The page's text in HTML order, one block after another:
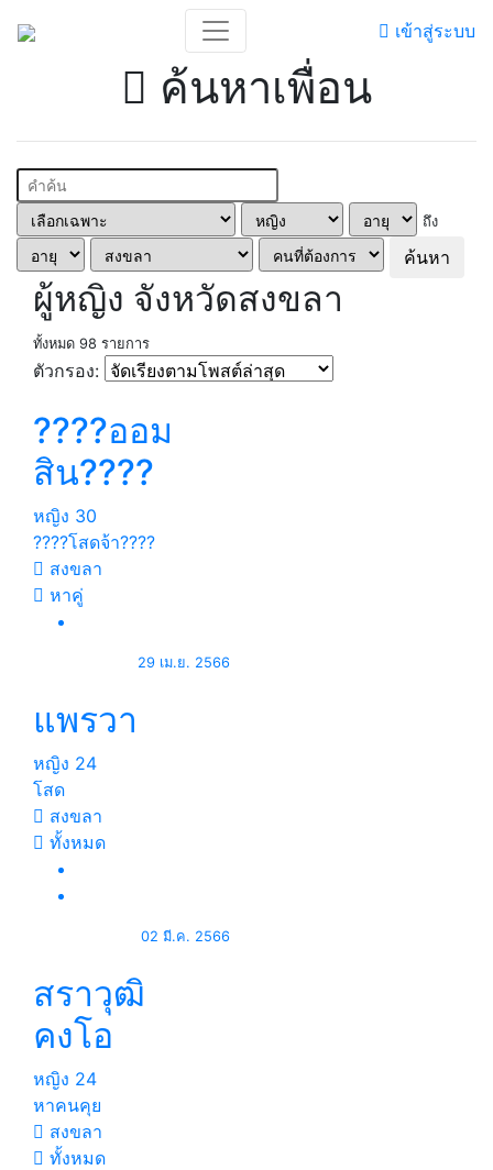
เข้าสู่ระบบ
ค้นหาเพื่อน
ถึง
ค้นหา
ผู้หญิง จังหวัดสงขลา
ทั้งหมด 98 รายการ
ตัวกรอง:
????ออม
สิน????
หญิง 30
????โสดจ้า????
สงขลา
หาคู่
29 เม.ย. 2566
แพรวา
หญิง 24
โสด
สงขลา
ทั้งหมด
02 มี.ค. 2566
สราวุฒิ
คงโอ
หญิง 24
หาคนคุย
สงขลา
ทั้งหมด